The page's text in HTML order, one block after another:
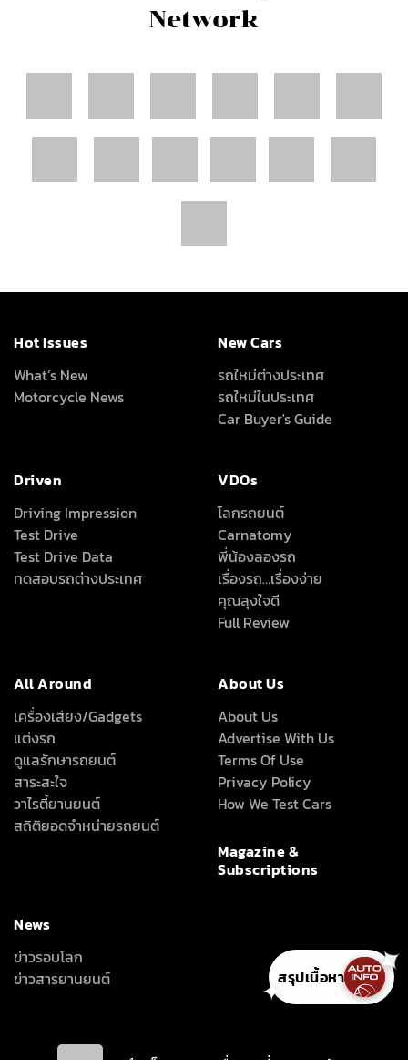
✦สรุปเนื้อหา
Network
Hot Issues
What’s New
Motorcycle News
New Cars
รถใหม่ต่างประเทศ
รถใหม่ในประเทศ
Car Buyer's Guide
Driven
Driving Impression
Test Drive
Test Drive Data
ทดสอบรถต่างประเทศ
VDOs
โลกรถยนต์
Carnatomy
พี่น้องลองรถ
เรื่องรถ…เรื่องง่าย
คุณลุงใจดี
Full Review
All Around
เครื่องเสียง/Gadgets
แต่งรถ
ดูแลรักษารถยนต์
สาระสะใจ
วาไรตี้ยานยนต์
สถิติยอดจำหน่ายรถยนต์
About Us
About Us
Advertise With Us
Terms Of Use
Privacy Policy
How We Test Cars
Magazine &
Subscriptions
News
ข่าวรอบโลก
ข่าวสารยานยนต์